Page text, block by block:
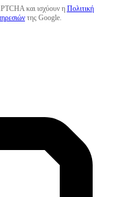
και ισχύουν η Πολιτική
της Google.